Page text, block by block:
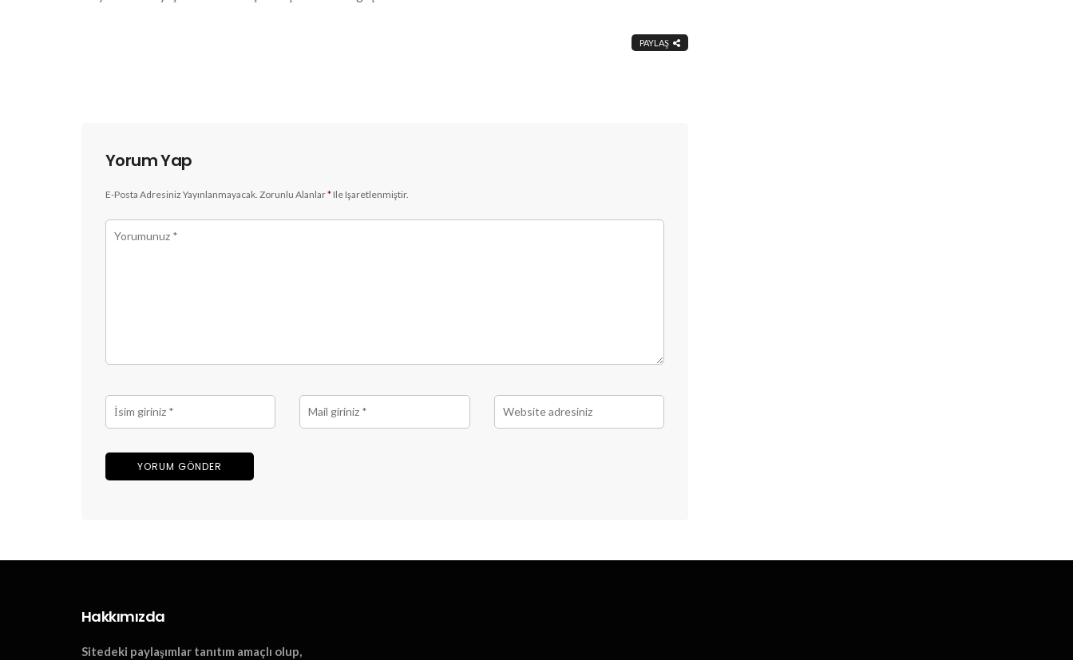
PAYLAŞ
Yorum Yap
E-Posta Adresiniz Yayınlanmayacak. Zorunlu Alanlar* Ile Işaretlenmiştir.
Hakkımızda
Sitedeki paylaşımlar tanıtım amaçlı olup,